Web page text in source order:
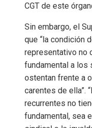
CGT de este
Sin embargo, el
que “la condición
representativo no
fundamental a los
ostentan frente a
carentes de ella”.
recurrentes no
fundamental, sea